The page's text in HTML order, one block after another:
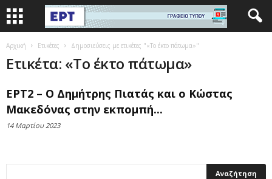
Αρχική Ετικέτες Δημοσιεύσεις με ετικέτες "«Το έκτο πάτωμα»"
Ετικέτα: «Το έκτο πάτωμα»
ΕΡΤ2 – Ο Δημήτρης Πιατάς και ο Κώστας
Μακεδόνας στην εκπομπή...
14 Μαρτίου 2023